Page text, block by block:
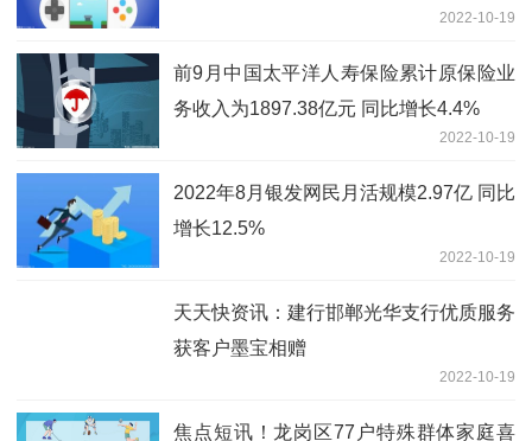
2022-10-19
前9月中国太平洋人寿保险累计原保险业
务收入为1897.38亿元 同比增长4.4%
2022-10-19
2022年8月银发网民月活规模2.97亿 同比
增长12.5%
2022-10-19
天天快资讯：建行邯郸光华支行优质服务
获客户墨宝相赠
2022-10-19
焦点短讯！龙岗区77户特殊群体家庭喜